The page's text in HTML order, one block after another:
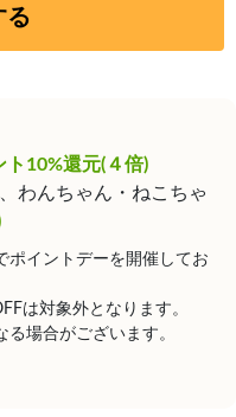
る
ト10%還元(４倍)
わんちゃん・ねこちゃ
ポイントデーを開催してお
は対象外となります。
場合がございます。